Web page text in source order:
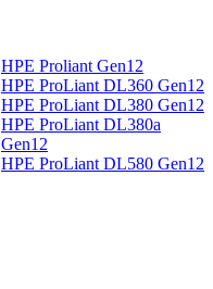
HPE Proliant Gen12
HPE ProLiant DL360 Gen12
HPE ProLiant DL380 Gen12
HPE ProLiant DL380a
Gen12
HPE ProLiant DL580 Gen12